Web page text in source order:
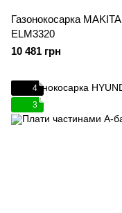
Газонокосарка MAKITA
ELM3320
10 481 грн
4
3